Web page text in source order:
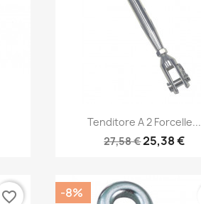
Anteprima
Tenditore A 2 Forcelle...
27,58 €25,38 €
favorite_border -8%